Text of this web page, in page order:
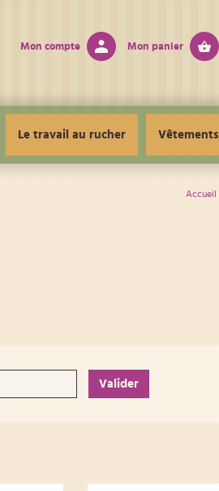
Accueil
Valider
Mon compte Mon panier
Le travail au rucher Vêtements